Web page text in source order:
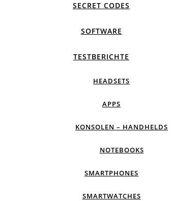
SECRET CODES
SOFTWARE
TESTBERICHTE
HEADSETS
APPS
KONSOLEN – HANDHELDS
NOTEBOOKS
SMARTPHONES
SMARTWATCHES